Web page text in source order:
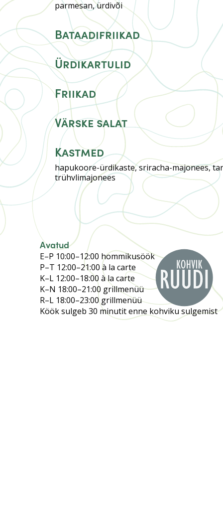
parmesan, ürdivõi
Bataadifriikad
Ürdikartulid
Friikad
Värske salat
Kastmed
hapukoore-ürdikaste, sriracha-majonees,
trühvlimajonees
Avatud
E–P 10:00–12:00 hommikusöök
P–T 12:00–21:00 à la carte
K–L 12:00–18:00 à la carte
K–N 18:00–21:00 grillmenüü
R–L 18:00–23:00 grillmenüü
Köök sulgeb 30 minutit enne kohviku sulgemist